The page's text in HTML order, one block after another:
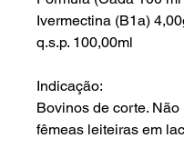
Ivermectina (B1a)
q.s.p. 100,00ml
Indicação:
Bovinos de corte. Não
fêmeas leiteiras em